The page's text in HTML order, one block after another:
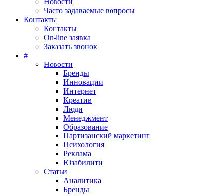
Новости
Часто задаваемые вопросы
Контакты
Контакты
On-line заявка
Заказать звонок
#
Новости
Бренды
Инновации
Интернет
Креатив
Люди
Менеджмент
Образование
Партизанский маркетинг
Психология
Реклама
Юзабилити
Статьи
Аналитика
Бренды